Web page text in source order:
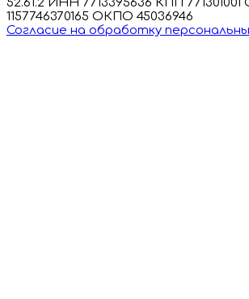
52.61.2 ИНН 7713395636 КПП
1157746370165 ОКПО 45036946
Согласие на обработку